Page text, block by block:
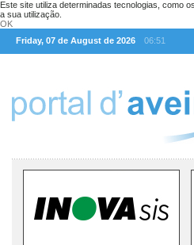
Este site utiliza determinadas tecnologias, como
a sua utilização.
OK
Friday, 07 de August de 2026
06:51